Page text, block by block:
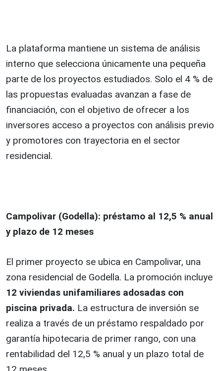
La plataforma mantiene un sistema de análisis
interno que selecciona únicamente una pequeña
parte de los proyectos estudiados. Solo el 4 % de
las propuestas evaluadas avanzan a fase de
financiación, con el objetivo de ofrecer a los
inversores acceso a proyectos con análisis previo
y promotores con trayectoria en el sector
residencial.
Campolivar (Godella): préstamo al 12,5 % anual
y plazo de 12 meses
El primer proyecto se ubica en Campolivar, una
zona residencial de Godella. La promoción incluye
12 viviendas unifamiliares adosadas con
piscina privada. La estructura de inversión se
realiza a través de un préstamo respaldado por
garantía hipotecaria de primer rango, con una
rentabilidad del 12,5 % anual y un plazo total de